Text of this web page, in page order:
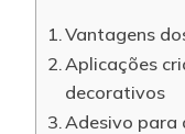
Vantagens
Aplicações
decorativos
Adesivo para